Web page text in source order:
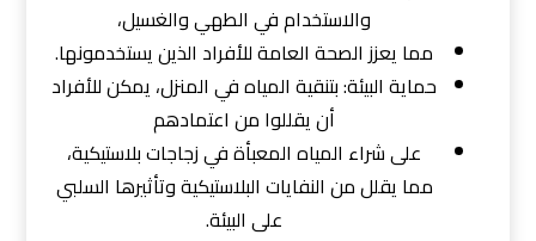
والاستخدام في الطهي والغسيل،
مما يعزز الصحة العامة للأفراد الذين يستخدمونها.
حماية البيئة: بتنقية المياه في المنزل، يمكن للأفراد
أن يقللوا من اعتمادهم
على شراء المياه المعبأة في زجاجات بلاستيكية،
مما يقلل من النفايات البلاستيكية وتأثيرها السلبي
على البيئة.